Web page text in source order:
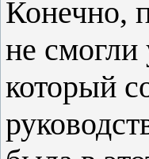
Конечно,
не
который